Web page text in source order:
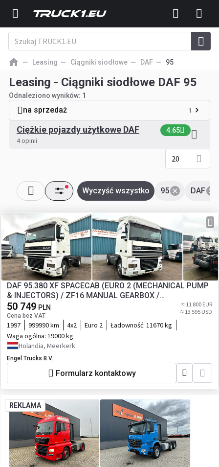
Leasing Ciągniki siodłowe DAF 95
Leasing - Ciągniki siodłowe DAF 95
Odnaleziono wyników: 1
na sprzedaż 1
Ciężkie pojazdy użytkowe DAF 4.65
4 opinii
20
DAF
95
Wyczyść wszystko
DAF 95.380 XF SPACECAB (EURO 2 (MECHANICAL PUMP
& INJECTORS) / ZF16 MANUAL GEARBOX /
AIRCONDITIONING)
50 749 PLN
Cena bez VAT
≈ 11 800 EUR
≈ 13 595 USD
1997 999990 km 4x2 Euro 2 Ładowność: 11670 kg
Waga ogólna: 19000 kg
Holandia, Meerkerk
Engel Trucks B.V.
Formularz kontaktowy
REKLAMA